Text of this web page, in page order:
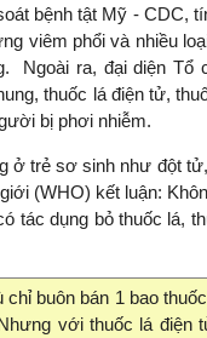
bệnh tật Mỹ - CDC,
viêm phổi và nhiều
Ngoài ra, đại diện Tổ
thuốc lá điện tử,
bị phơi nhiễm.
ở trẻ sơ sinh như đột
(WHO) kết luận:
tác dụng bỏ thuốc lá,
buôn bán 1 bao
với thuốc lá điện